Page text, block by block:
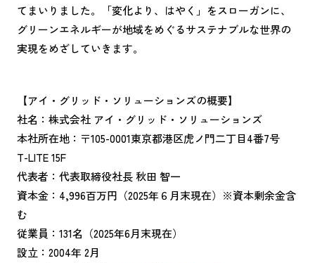
てまいりました。「変化より、はやく」をスローガンに、
グリーンエネルギーが地域をめぐるサステナブルな世界の
実現をめざしていきます。
【アイ・グリッド・ソリューションズの概要】
社名：株式会社 アイ・グリッド・ソリューションズ
本社所在地：〒105-0001東京都港区虎ノ門二丁目4番7号
T-LITE 15F
代表者：代表取締役社長 秋田 智一
資本金：4,996百万円（2025年６月末現在）※資本剰余金含
む
従業員：131名（2025年6月末現在）
設立：2004年 2月